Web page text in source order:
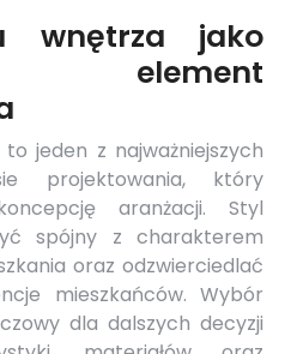
wnętrza jako
element
jeden z najważniejszych
projektowania, który
aranżacji. Styl
spójny z charakterem
oraz odzwierciedlać
mieszkańców. Wybór
dla dalszych decyzji